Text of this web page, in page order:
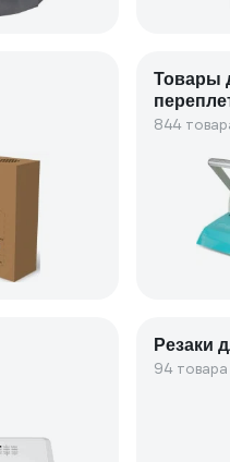
Товары
844
Резаки
94 товара